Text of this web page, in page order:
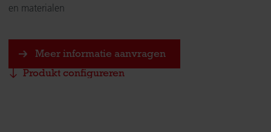
en materialen
Meer informatie aanvragen
Produkt configureren